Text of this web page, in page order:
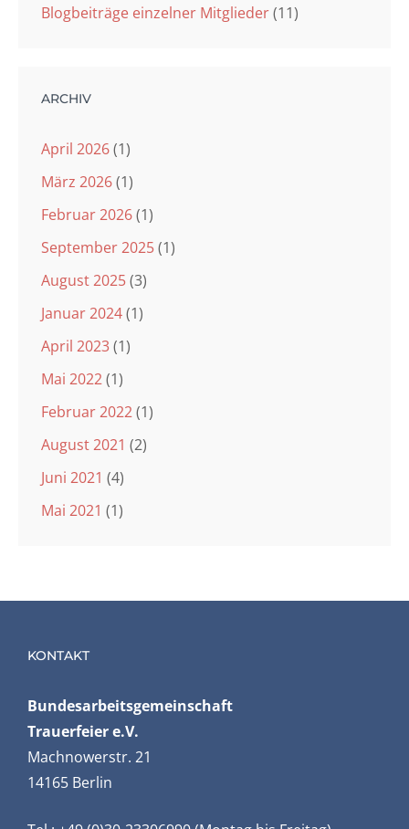
Blogbeiträge einzelner Mitglieder(11)
ARCHIV
April 2026(1)
März 2026(1)
Februar 2026(1)
September 2025(1)
August 2025(3)
Januar 2024(1)
April 2023(1)
Mai 2022(1)
Februar 2022(1)
August 2021 (2)
Juni 2021 (4)
Mai 2021 (1)
KONTAKT
Bundesarbeits­gemeinschaft
Trauerfeier e.V.
Machnowerstr. 21
14165 Berlin